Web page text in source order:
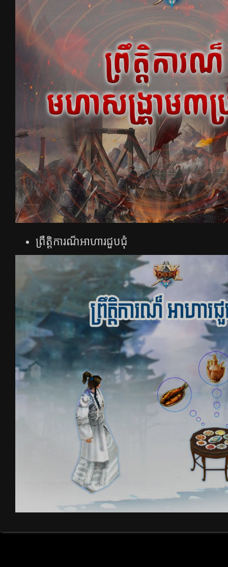
ព្រឹត្តិការណ៏អាហារជួបជុំ